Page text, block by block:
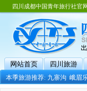
四川成都中国青年旅行社官
网站首页 四川旅游
本季旅游推荐:九寨沟 峨眉